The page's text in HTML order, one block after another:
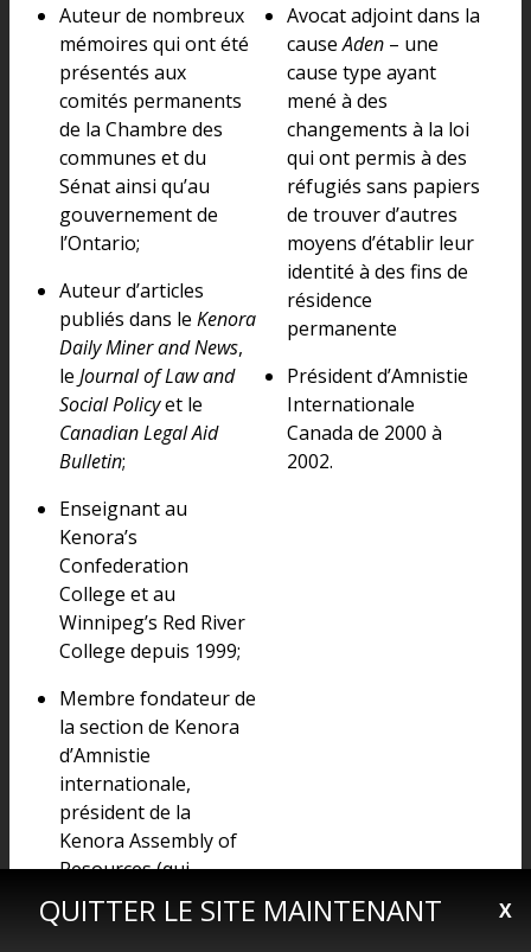
QUITTER LE SITE MAINTENANT X
Auteur de nombreux
mémoires qui ont été
présentés aux
comités permanents
de la Chambre des
communes et du
Sénat ainsi qu’au
gouvernement de
l’Ontario;
Auteur d’articles
publiés dans le Kenora
Daily Miner and News,
le Journal of Law and
Social Policyet le
Canadian Legal Aid
Bulletin;
Enseignant au
Kenora’s
Confederation
College et au
Winnipeg’s Red River
College depuis 1999;
Membre fondateur de
la section de Kenora
d’Amnistie
internationale,
président de la
Kenora Assembly of
Resources (qui
supervise les activités
des projets
Avocat adjoint dans la
causeAden– une
cause type ayant
mené à des
changements à la loi
qui ont permis à des
réfugiés sans papiers
de trouver d’autres
moyens d’établir leur
identité à des fins de
résidence
permanente
Président d’Amnistie
Internationale
Canada de 2000 à
2002.